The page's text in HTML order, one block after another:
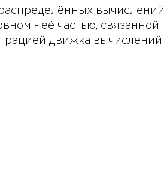
вычислений
- её частью, связанной
движка вычислений